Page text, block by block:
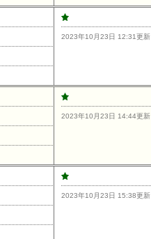
2023年10月23日 12:31更新
2023年10月23日 14:44更新
2023年10月23日 15:38更新